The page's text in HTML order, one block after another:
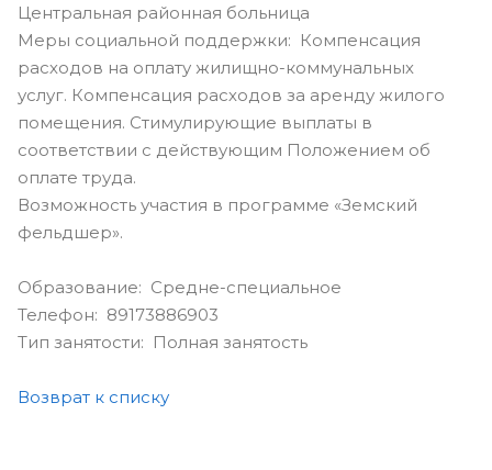
Центральная районная больница
Меры социальной поддержки: Компенсация
расходов на оплату жилищно-коммунальных
услуг. Компенсация расходов за аренду жилого
помещения. Стимулирующие выплаты в
соответствии с действующим Положением об
оплате труда.
Возможность участия в программе «Земский
фельдшер».
Образование: Средне-специальное
Телефон: 89173886903
Тип занятости: Полная занятость
Возврат к списку